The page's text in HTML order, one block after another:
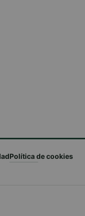
Política de cookies